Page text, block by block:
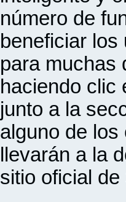
número de
beneficiar los
para muchas
haciendo clic
junto a la
alguno de
llevarán a la
sitio oficial